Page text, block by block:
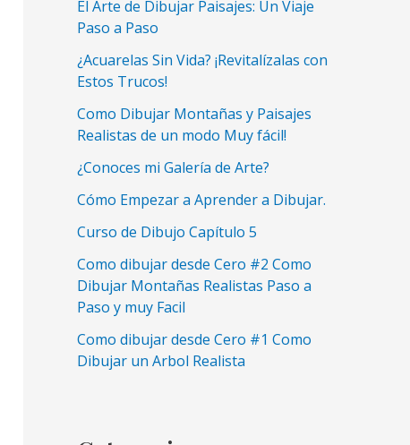
El Arte de Dibujar Paisajes: Un Viaje
Paso a Paso
¿Acuarelas Sin Vida? ¡Revitalízalas con
Estos Trucos!
Como Dibujar Montañas y Paisajes
Realistas de un modo Muy fácil!
¿Conoces mi Galería de Arte?
Cómo Empezar a Aprender a Dibujar.
Curso de Dibujo Capítulo 5
Como dibujar desde Cero #2 Como
Dibujar Montañas Realistas Paso a
Paso y muy Facil
Como dibujar desde Cero #1 Como
Dibujar un Arbol Realista